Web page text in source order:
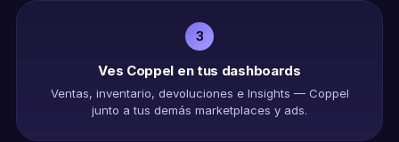
3
Ves Coppel en tus dashboards
Ventas, inventario, devoluciones e Insights — Coppel
junto a tus demás marketplaces y ads.